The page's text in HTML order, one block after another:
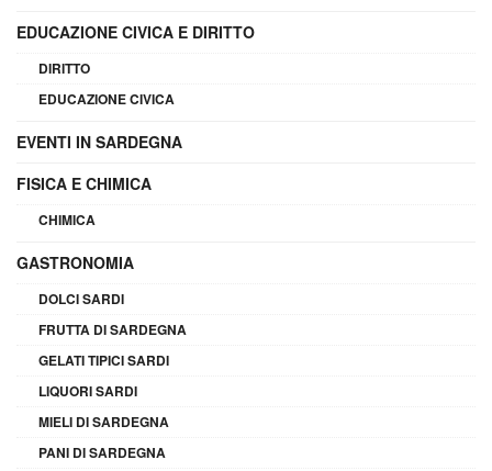
EDUCAZIONE CIVICA E DIRITTO
DIRITTO
EDUCAZIONE CIVICA
EVENTI IN SARDEGNA
FISICA E CHIMICA
CHIMICA
GASTRONOMIA
DOLCI SARDI
FRUTTA DI SARDEGNA
GELATI TIPICI SARDI
LIQUORI SARDI
MIELI DI SARDEGNA
PANI DI SARDEGNA